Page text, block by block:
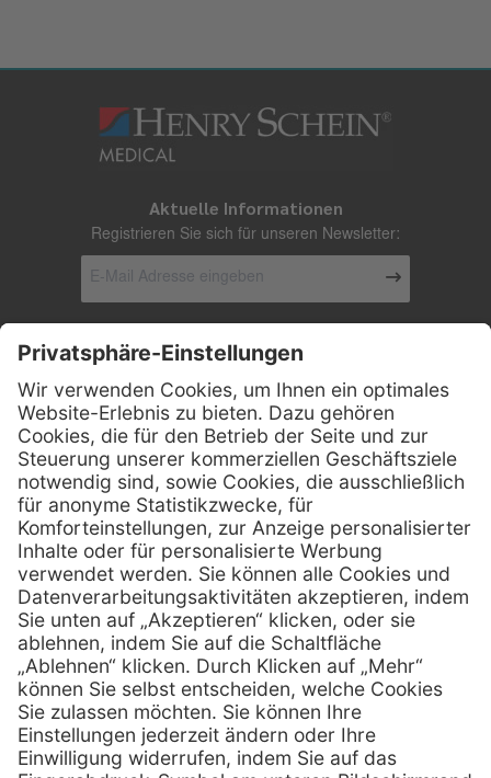
Aktuelle Informationen
Registrieren Sie sich für unseren Newsletter:
Kontakt
Firmensitz
Henry Schein Medical GmbH
Alt-Moabit 96 b
D-10559 Berlin
Telefon: 0800 - 888 777 6
Telefax: 0800 - 888 777 8
E-Mail: info @ henryschein-med.de
Services
Fernwartung
Vorteile
Eigenmarke
Hilfe
FAQs
Kontakt
Lob & Kritik